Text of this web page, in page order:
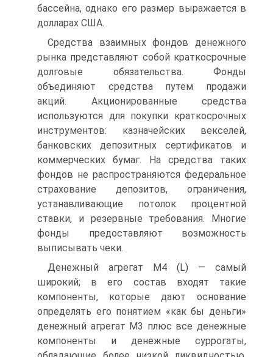
бассейна, однако его размер выражается в
долларах США.
Средства взаимных фондов денежного
рынка представляют собой краткосрочные
долговые обязательства. Фонды
объединяют средства путем продажи
акций. Акционированные средства
используются для покупки краткосрочных
инструментов: казначейских векселей,
банковских депозитных сертификатов и
коммерческих бумаг. На средства таких
фондов не распространяются федеральное
страхование депозитов, ограничения,
устанавливающие потолок процентной
ставки, и резервные требования. Многие
фонды предоставляют возможность
выписывать чеки.
Денежный агрегат М4 (L) — самый
широкий; в его состав входят такие
компоненты, которые дают основание
определять его понятием «как бы деньги»
денежный агрегат М3 плюс все денежные
компоненты и денежные суррогаты,